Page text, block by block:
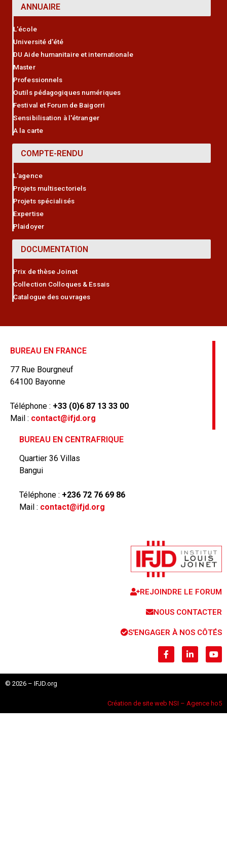
ANNUAIRE
L'école
Université d'été
DU Aide humanitaire et internationale
Master
Professionnels
Outils pédagogiques numériques
Festival et Forum de Baigorri
Sensibilisation à l'étranger
A la carte
COMPTE-RENDU
L'agence
Projets multisectoriels
Projets spécialisés
Expertise
Plaidoyer
DOCUMENTATION
Prix de thèse Joinet
Collection Colloques & Essais
Catalogue des ouvrages
BUREAU EN FRANCE
77 Rue Bourgneuf
64100 Bayonne
Téléphone : +33 (0)6 87 13 33 00
Mail : contact@ifjd.org
BUREAU EN CENTRAFRIQUE
Quartier 36 Villas
Bangui
Téléphone : +236 72 76 69 86
Mail : contact@ifjd.org
REJOINDRE LE FORUM
NOUS CONTACTER
S'ENGAGER À NOS CÔTÉS
© 2026 – IFJD.org
Création de site web NSI – Agence ho5